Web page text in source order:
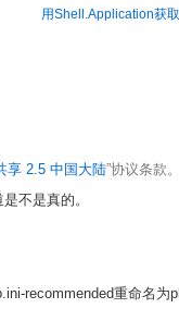
用Shell.Application获
享 2.5 中国大陆”协议条款。
不是真的。
recommended重命名为